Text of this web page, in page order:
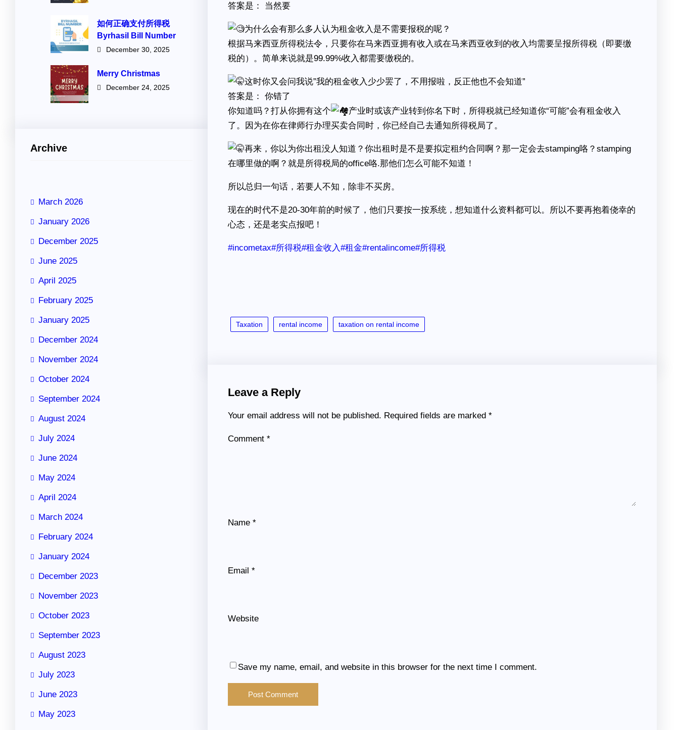
如何正确支付所得税
Byrhasil Bill Number
December 30, 2025
Merry Christmas
December 24, 2025
Archive
March 2026
January 2026
December 2025
June 2025
April 2025
February 2025
January 2025
December 2024
November 2024
October 2024
September 2024
August 2024
July 2024
June 2024
May 2024
April 2024
March 2024
February 2024
January 2024
December 2023
November 2023
October 2023
September 2023
August 2023
July 2023
June 2023
May 2023
答案是： 当然要
为什么会有那么多人认为租金收入是不需要报税的呢？
根据马来西亚所得税法令，只要你在马来西亚拥有收入或在马来西亚收到的收入均需要呈报所得税（即要缴
税的）。简单来说就是99.99%收入都需要缴税的。
这时你又会问我说”我的租金收入少少罢了，不用报啦，反正他也不会知道”
答案是： 你错了
你知道吗？打从你拥有这个
产业时或该产业转到你名下时，所得税就已经知道你“可能”会有租金收入
了。因为在你在律师行办理买卖合同时，你已经自己去通知所得税局了。
再来，你以为你出租没人知道？你出租时是不是要拟定租约合同啊？那一定会去stamping咯？stamping
在哪里做的啊？就是所得税局的office咯.那他们怎么可能不知道！
所以总归一句话，若要人不知，除非不买房。
现在的时代不是20-30年前的时候了，他们只要按一按系统，想知道什么资料都可以。所以不要再抱着侥幸的
心态，还是老实点报吧！
#incometax#所得税#租金收入#租金#rentalincome#所得税
Taxation rental income taxation on rental income
Leave a Reply
Your email address will not be published. Required fields are marked *
Comment *
Name *
Email *
Website
Save my name, email, and website in this browser for the next time I comment.